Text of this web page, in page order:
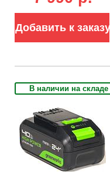
аккумуляторов
24В (8А / 2х4А)
Добавить к заказу
В наличии на складе